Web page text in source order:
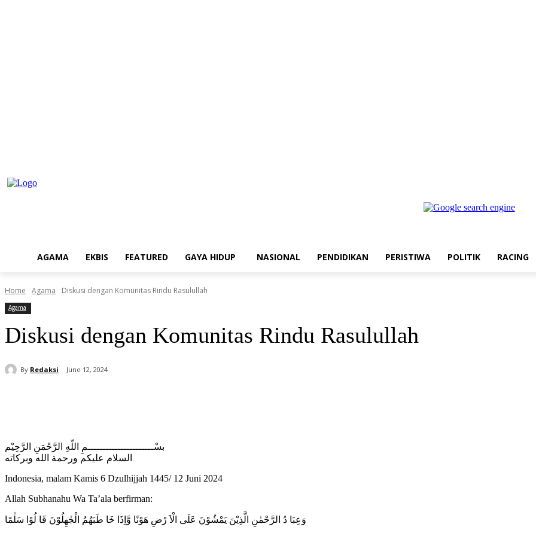
AGAMA EKBIS FEATURED GAYA HIDUP NASIONAL PENDIDIKAN PERISTIWA POLITIK RACING
Home Agama Diskusi dengan Komunitas Rindu Rasulullah
Agama
Diskusi dengan Komunitas Rindu Rasulullah
By Redaksi June 12, 2024
بسْــــــــــــــــــــــمِ اللّهِ الرَّحْمَنِ الرَّحِيْم
السلام عليكم ورحمة الله وبركاته
Indonesia, malam Kamis 6 Dzulhijjah 1445/ 12 Juni 2024
Allah Subhanahu Wa Ta’ala berfirman:
وَعِبَا دُ الرَّحْمٰنِ الَّذِيْنَ يَمْشُوْنَ عَلَى الْاَ رْضِ هَوْنًا وَّاِذَا خَا طَبَهُمُ الْجٰهِلُوْنَ قَا لُوْا سَلٰمًا